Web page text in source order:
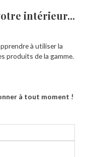
intérieur...​
à utiliser la
produits de la gamme.
à tout moment !